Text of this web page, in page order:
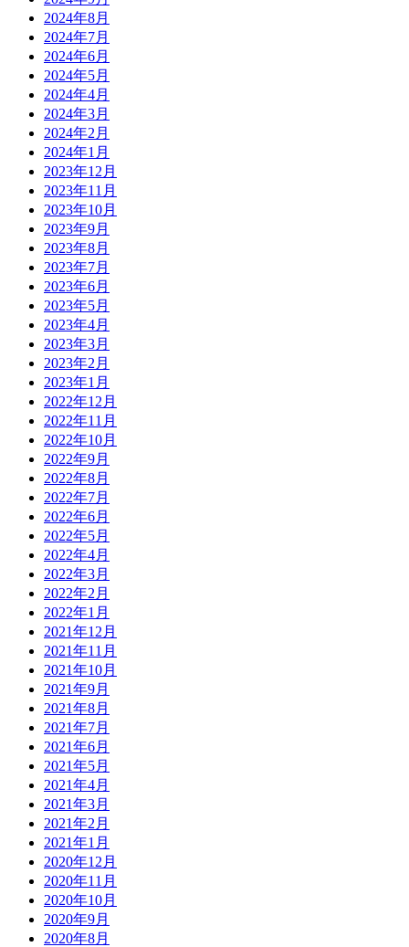
2024年8月
2024年7月
2024年6月
2024年5月
2024年4月
2024年3月
2024年2月
2024年1月
2023年12月
2023年11月
2023年10月
2023年9月
2023年8月
2023年7月
2023年6月
2023年5月
2023年4月
2023年3月
2023年2月
2023年1月
2022年12月
2022年11月
2022年10月
2022年9月
2022年8月
2022年7月
2022年6月
2022年5月
2022年4月
2022年3月
2022年2月
2022年1月
2021年12月
2021年11月
2021年10月
2021年9月
2021年8月
2021年7月
2021年6月
2021年5月
2021年4月
2021年3月
2021年2月
2021年1月
2020年12月
2020年11月
2020年10月
2020年9月
2020年8月